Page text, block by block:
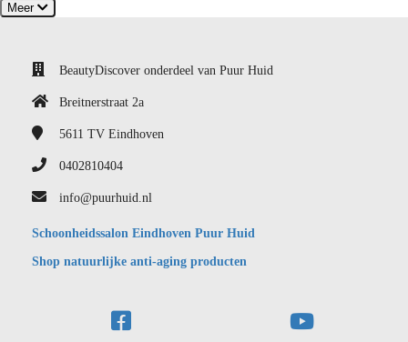
Meer
BeautyDiscover onderdeel van Puur Huid
Breitnerstraat 2a
5611 TV Eindhoven
0402810404
info@puurhuid.nl
Schoonheidssalon Eindhoven Puur Huid
Shop natuurlijke anti-aging producten